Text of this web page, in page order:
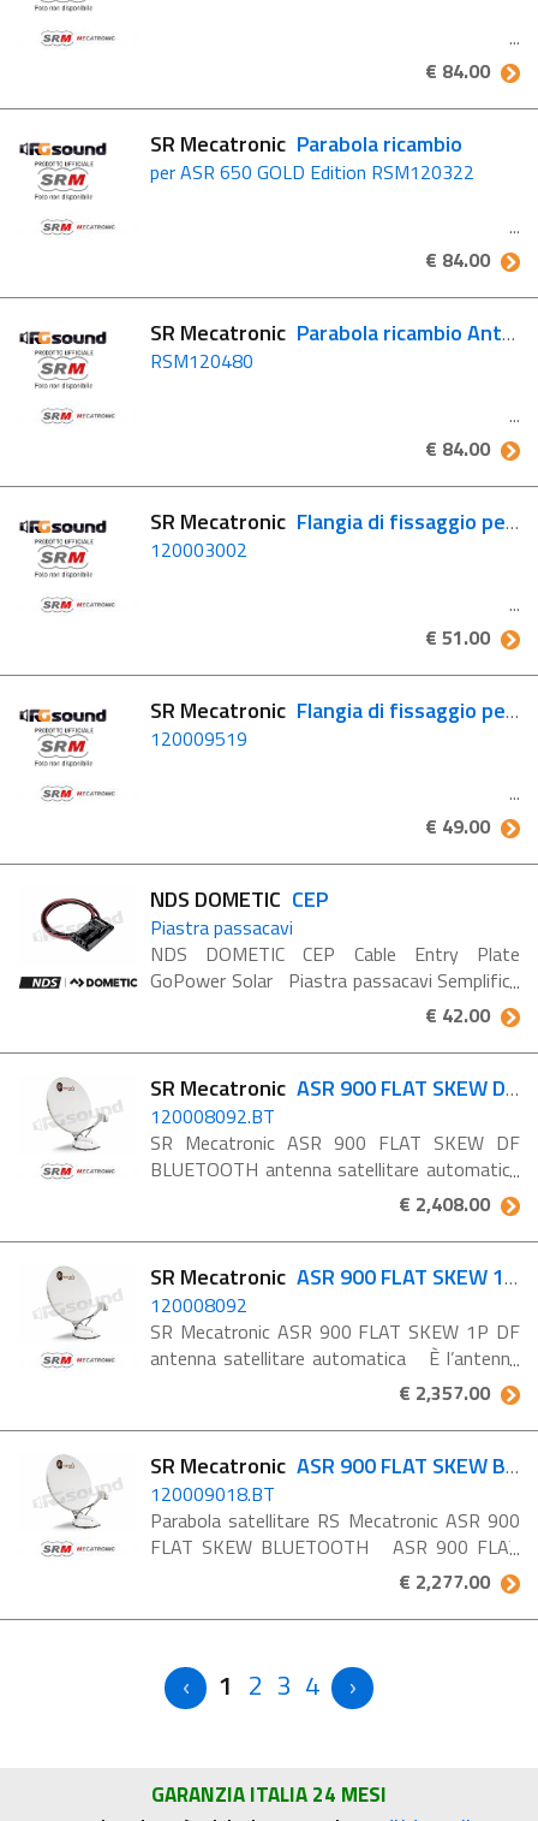
€ 84.00
SR Mecatronic Parabola ricambio
per ASR 650 GOLD Edition RSM120322
€ 84.00
SR Mecatronic Parabola ricambio Antenna ASR 650 PLATINUM Edition
RSM120480
€ 84.00
SR Mecatronic Flangia di fissaggio per Antenne CLASSIC
120003002
€ 51.00
SR Mecatronic Flangia di fissaggio per Antenne FLAT
120009519
€ 49.00
NDS DOMETIC CEP
Piastra passacavi
NDS DOMETIC CEP Cable Entry Plate
GoPower Solar Piastra passacavi Semplifica
l’installazione a tetto con la piastra passacavi
di Dometic Go Power! Solar. Riduce il tempo ...
€ 42.00
SR Mecatronic ASR 900 FLAT SKEW DF BLUETOOTH
120008092.BT
SR Mecatronic ASR 900 FLAT SKEW DF
BLUETOOTH antenna satellitare automatica
È l’antenna ideale per chi si muove ai margini
del foot-print. In grado di effettuare la
correzione ...
€ 2,408.00
SR Mecatronic ASR 900 FLAT SKEW 1P DF
120008092
SR Mecatronic ASR 900 FLAT SKEW 1P DF
antenna satellitare automatica È l’antenna
ideale per chi si muove ai margini del foot-
print. In grado di effettuare la correzione
dell’angolo ...
€ 2,357.00
SR Mecatronic ASR 900 FLAT SKEW BLUETOOTH
120009018.BT
Parabola satellitare RS Mecatronic ASR 900
FLAT SKEW BLUETOOTH ASR 900 FLAT
SKEW antenna satellitare automatica, èn
gioiello della tecnologia per chi ama qualità e
prestazioni ...
€ 2,277.00
1 2 3 4
GARANZIA ITALIA 24 MESI